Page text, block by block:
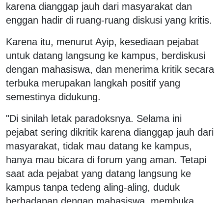
karena dianggap jauh dari masyarakat dan
enggan hadir di ruang-ruang diskusi yang kritis.
Karena itu, menurut Ayip, kesediaan pejabat
untuk datang langsung ke kampus, berdiskusi
dengan mahasiswa, dan menerima kritik secara
terbuka merupakan langkah positif yang
semestinya didukung.
"Di sinilah letak paradoksnya. Selama ini
pejabat sering dikritik karena dianggap jauh dari
masyarakat, tidak mau datang ke kampus,
hanya mau bicara di forum yang aman. Tetapi
saat ada pejabat yang datang langsung ke
kampus tanpa tedeng aling-aling, duduk